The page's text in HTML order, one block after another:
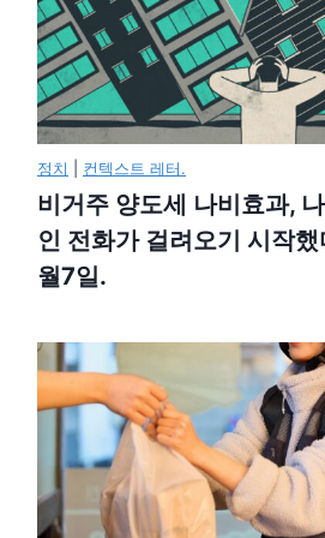
정치 컨텍스트 레터.
비거주 양도세 나비효과,
인 전화가 걸려오기 시작
월7일.